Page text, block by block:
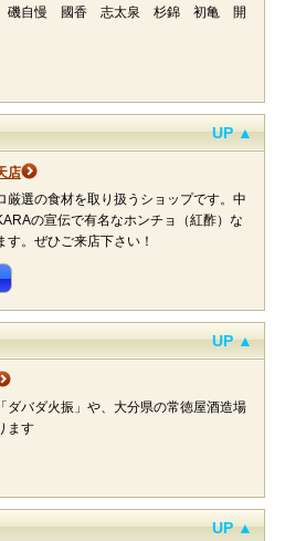
磯自慢 國香 志太泉 杉錦 初亀 開
UP ▲
店
厳選の食材を取り扱うショップです。中
の宣伝で有名なホンチョ（紅酢）な
す。ぜひご来店下さい！
UP ▲
ダバダ火振」や、大分県の常徳屋酒造場
ます
UP ▲